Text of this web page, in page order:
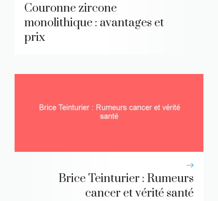
Couronne zircone
monolithique : avantages et
prix
Brice Teinturier : Rumeurs
cancer et vérité santé